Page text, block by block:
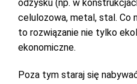
odzysku (np. w
celulozowa, metal, stal. Co
to rozwiązanie nie tylko
ekonomiczne.
Poza tym staraj się